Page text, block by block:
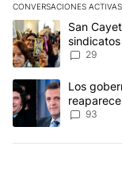
CONVERSACIONES ACTIVAS
Este listado muestra
Un artículo de
San
reclamos
29
Un artículo de
Los
93